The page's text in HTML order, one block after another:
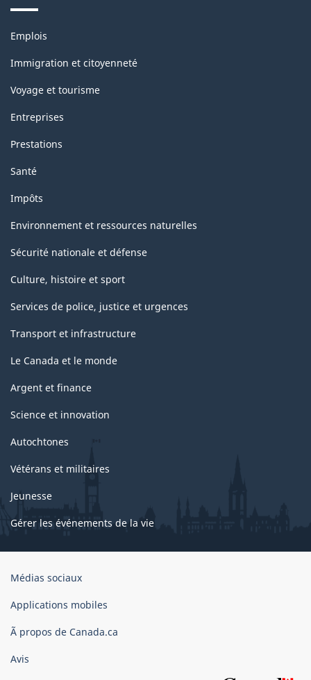
Thèmes
sujets
Emplois
Immigration et citoyenneté
Voyage et tourisme
Entreprises
Prestations
Santé
Impôts
Environnement et ressources naturelles
Sécurité nationale et défense
Culture, histoire et sport
Services de police, justice et urgences
Transport et infrastructure
Le Canada et le monde
Argent et finance
Science et innovation
Autochtones
Vétérans et militaires
Jeunesse
Gérer les événements de la vie
Organisation
gouvernement
Canada
Médias sociaux
Applications mobiles
Ã propos de Canada.ca
Avis